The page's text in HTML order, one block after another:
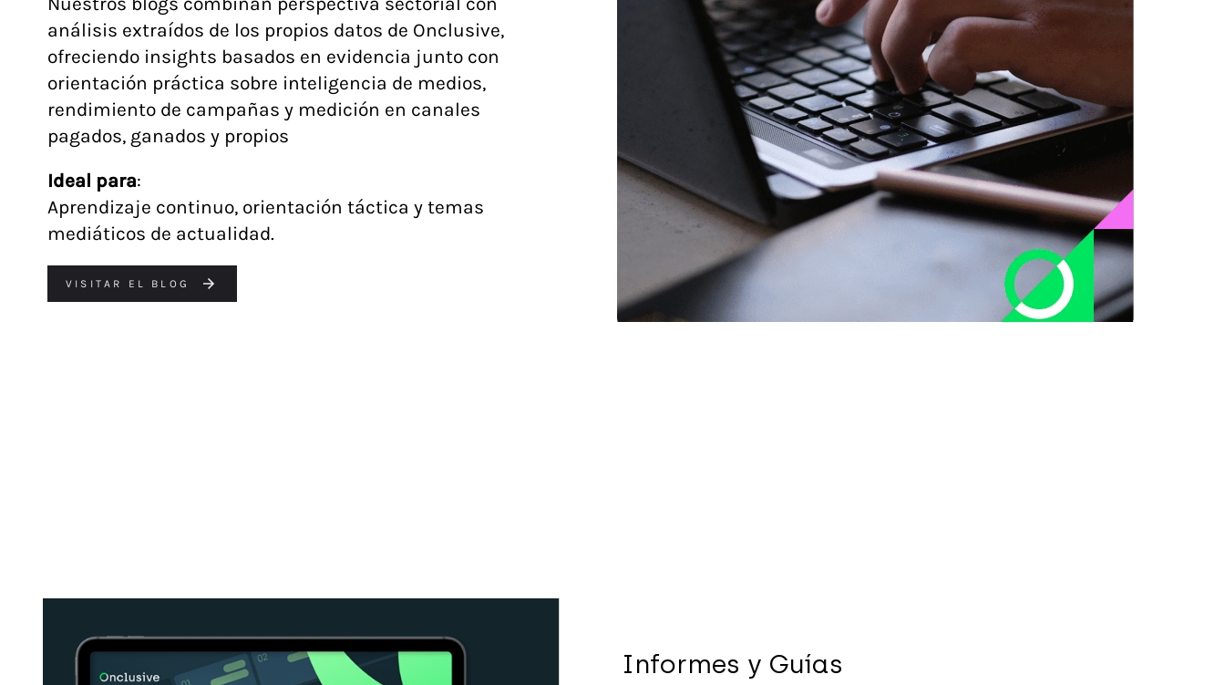
análisis extraídos de los propios datos de Onclusive,
ofreciendo insights basados en evidencia junto con
orientación práctica sobre inteligencia de medios,
rendimiento de campañas y medición en canales
pagados, ganados y propios
Ideal para:
Aprendizaje continuo, orientación táctica y temas
mediáticos de actualidad.
VISITAR EL BLOG
Informes y Guías